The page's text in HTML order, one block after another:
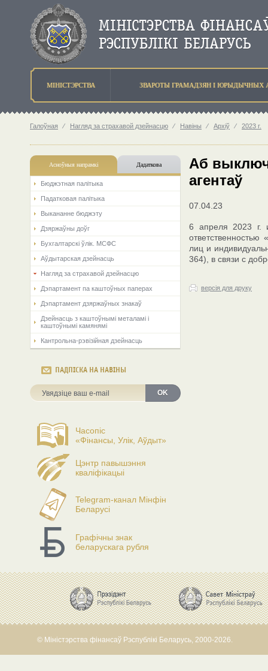
МIНIСТЭРСТВА ЗВАРОТЫ ГРАМАДЗЯН I ЮРЫДЫЧНЫХ
Галоўная ⁄ Нагляд за страхавой дзейнасцю ⁄ Навіны ⁄ Архіў ⁄ 2023 г.
Асноўныя напрамкi Дадаткова
Бюджэтная палiтыка
Падатковая палітыка
Выкананне бюджэту
Дзяржаўны доўг
Бухгалтарскі ўлік. МСФС
Аўдытарская дзейнасць
Нагляд за страхавой дзейнасцю
Дэпартамент па каштоўных паперах
Дэпартамент дзяржаўных знакаў
Дзейнасць з каштоўнымі металамі і
каштоўнымі камянямі
Кантрольна-рэвізійная дзейнасць
ПАДПІСКА НА НАВІНЫ
OK
Часопіс
«Фінансы, Улік, Аўдыт»
Цэнтр павышэння
кваліфікацыі
Telegram-канал Мінфін
Беларусі
Графічны знак
беларускага рубля
Аб
агентаў
07.04.23
6 апреля 2023 г.
лиц и
364), в связи с
версія для друку
© Міністэрства фінансаў Рэспублікі Беларусь, 2000-2026.